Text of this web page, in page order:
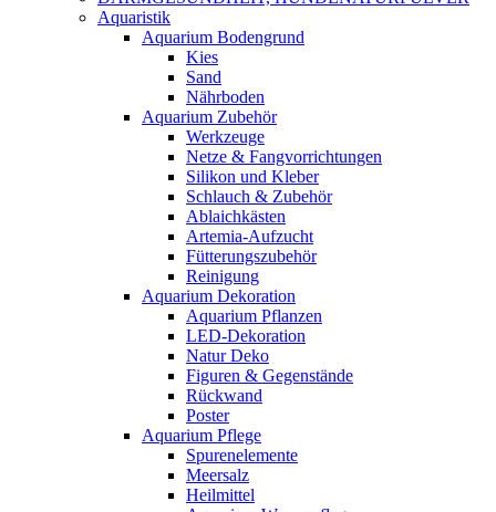
Aquaristik
Aquarium Bodengrund
Kies
Sand
Nährboden
Aquarium Zubehör
Werkzeuge
Netze & Fangvorrichtungen
Silikon und Kleber
Schlauch & Zubehör
Ablaichkästen
Artemia-Aufzucht
Fütterungszubehör
Reinigung
Aquarium Dekoration
Aquarium Pflanzen
LED-Dekoration
Natur Deko
Figuren & Gegenstände
Rückwand
Poster
Aquarium Pflege
Spurenelemente
Meersalz
Heilmittel